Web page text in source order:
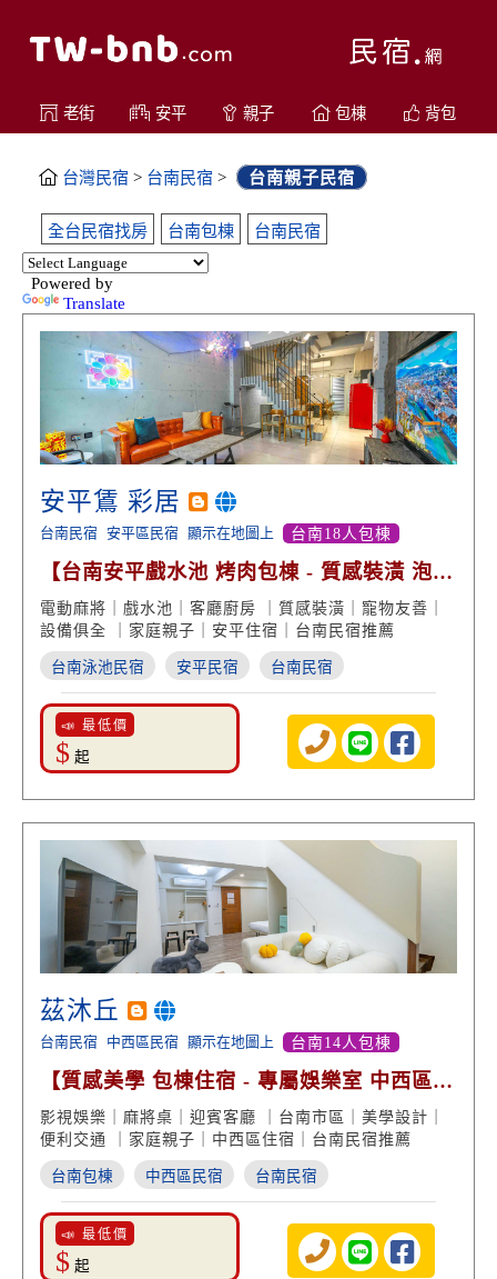
老街 安平 親子 包棟 背包
台灣民宿 > 台南民宿 > 台南親子民宿
全台民宿找房 台南包棟 台南民宿
Powered by
Translate
安平鵀 彩居
台南民宿 安平區民宿 顯示在地圖上 台南18人包棟
【台南安平戲水池 烤肉包棟 - 質感裝潢 泡澡
浴缸享受】
電動麻將｜戲水池｜客廳廚房 ｜質感裝潢｜寵物友善｜
設備俱全 ｜家庭親子｜安平住宿｜台南民宿推薦
台南泳池民宿 安平民宿 台南民宿
📣 最低價
$ 起
茲沐丘
台南民宿 中西區民宿 顯示在地圖上 台南14人包棟
【質感美學 包棟住宿 - 專屬娛樂室 中西區便
利交通】
影視娛樂｜麻將桌｜迎賓客廳 ｜台南市區｜美學設計｜
便利交通 ｜家庭親子｜中西區住宿｜台南民宿推薦
台南包棟 中西區民宿 台南民宿
📣 最低價
$ 起